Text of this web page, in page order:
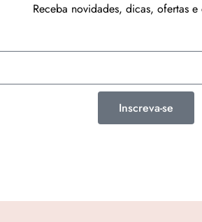
Receba novidades, dicas, ofertas
Inscreva-se